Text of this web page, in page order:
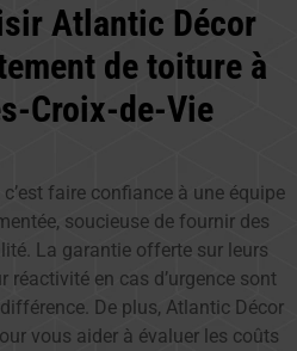
Atlantic Décor
de toiture à
Croix-de-Vie
c’est faire confiance à une équipe
soucieuse de fournir des
La garantie offerte sur leurs
réactivité en cas d’urgence sont
De plus, Atlantic Décor
vous aider à évaluer les coûts